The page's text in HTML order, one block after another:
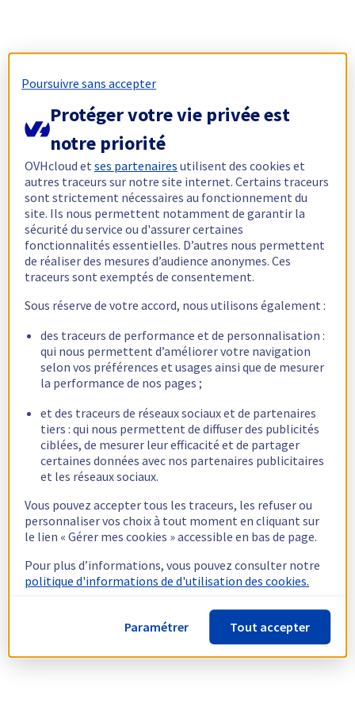
Poursuivre sans accepter
Protéger votre vie privée est
notre priorité
OVHcloud etses partenaires utilisent des cookies et
autres traceurs sur notre site internet. Certains traceurs
sont strictement nécessaires au fonctionnement du
site. Ils nous permettent notamment de garantir la
sécurité du service ou d'assurer certaines
fonctionnalités essentielles. D’autres nous permettent
de réaliser des mesures d’audience anonymes. Ces
traceurs sont exemptés de consentement.
Sous réserve de votre accord, nous utilisons également :
des traceurs de performance et de personnalisation :
qui nous permettent d’améliorer votre navigation
selon vos préférences et usages ainsi que de mesurer
la performance de nos pages ;
et des traceurs de réseaux sociaux et de partenaires
tiers : qui nous permettent de diffuser des publicités
ciblées, de mesurer leur efficacité et de partager
certaines données avec nos partenaires publicitaires
et les réseaux sociaux.
Vous pouvez accepter tous les traceurs, les refuser ou
personnaliser vos choix à tout moment en cliquant sur
le lien « Gérer mes cookies » accessible en bas de page.
Pour plus d’informations, vous pouvez consulter notre
politique d'informations de d'utilisation des cookies.
Paramétrer Tout accepter